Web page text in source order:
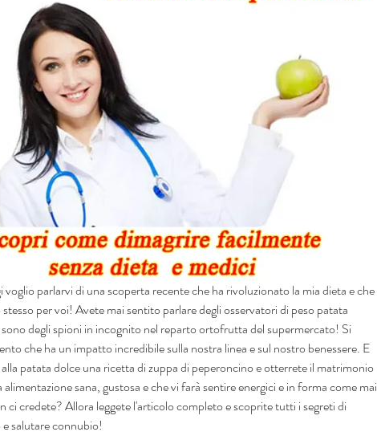
voglio parlarvi di una scoperta recente che ha rivoluzionato la mia dieta e che
per voi! Avete mai sentito parlare degli osservatori di peso patata
degli spioni in incognito nel reparto ortofrutta del supermercato! Si
che ha un impatto incredibile sulla nostra linea e sul nostro benessere. E
patata dolce una ricetta di zuppa di peperoncino e otterrete il matrimonio
sana, gustosa e che vi farà sentire energici e in forma come mai
ci credete? Allora leggete l'articolo completo e scoprite tutti i segreti di
salutare connubio!